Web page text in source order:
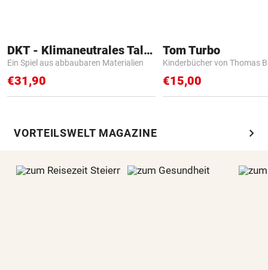
DKT - Klimaneutrales Talent
Ein Spiel aus abbaubaren Materialien
€31,90
Tom Turbo
Kinderbücher von Thomas
€15,00
VORTEILSWELT MAGAZINE chevron_right